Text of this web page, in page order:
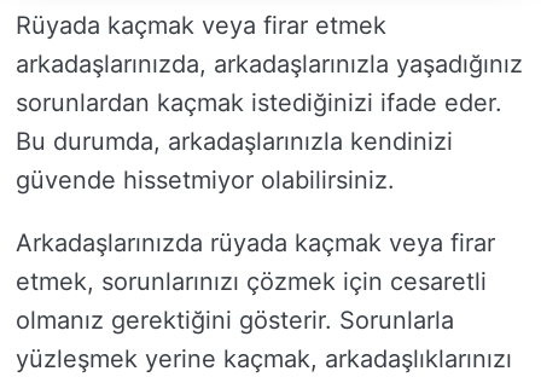
Rüyada kaçmak veya firar etmek
arkadaşlarınızda, arkadaşlarınızla yaşadığınız
sorunlardan kaçmak istediğinizi ifade eder.
Bu durumda, arkadaşlarınızla kendinizi
güvende hissetmiyor olabilirsiniz.
Arkadaşlarınızda rüyada kaçmak veya firar
etmek, sorunlarınızı çözmek için cesaretli
olmanız gerektiğini gösterir. Sorunlarla
yüzleşmek yerine kaçmak, arkadaşlıklarınızı